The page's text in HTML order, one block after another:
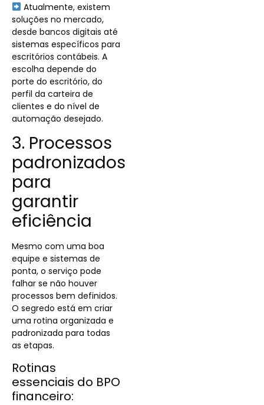
Atualmente, existem
soluções no mercado,
desde bancos digitais até
sistemas específicos para
escritórios contábeis. A
escolha depende do
porte do escritório, do
perfil da carteira de
clientes e do nível de
automação desejado.
3. Processos
padronizados
para
garantir
eficiência
Mesmo com uma boa
equipe e sistemas de
ponta, o serviço pode
falhar se não houver
processos bem definidos.
O segredo está em criar
uma rotina organizada e
padronizada para todas
as etapas.
Rotinas
essenciais do BPO
financeiro: